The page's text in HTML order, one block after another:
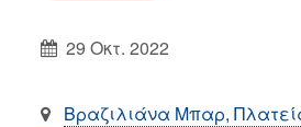
29 Οκτ. 2022
Βραζιλιάνα Μπαρ,